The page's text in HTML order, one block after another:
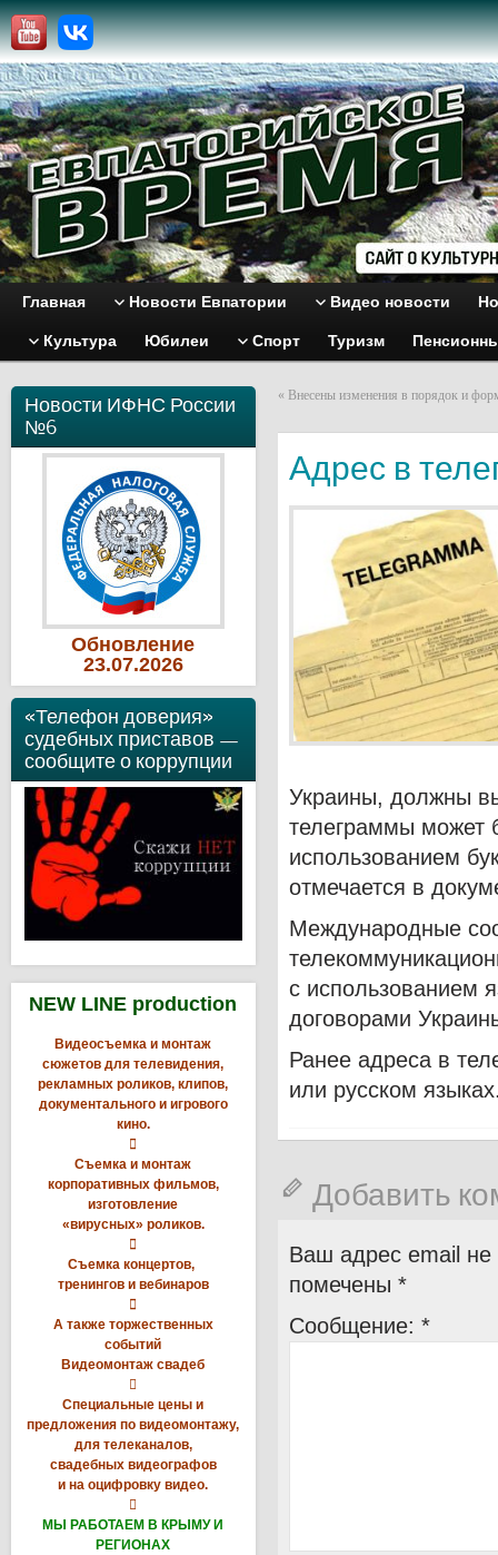
Главная Новости Евпатории Видео новости
Культура Юбилеи Спорт Туризм
Новости ИФНС России
№6
Обновление
23.07.2026
«Телефон доверия»
судебных приставов —
сообщите о коррупции
NEW LINE production
Видеосъемка и монтаж
сюжетов для телевидения,
рекламных роликов, клипов,
документального и игрового
кино.

Съемка и монтаж
корпоративных фильмов,
изготовление
«вирусных» роликов.

Съемка концертов,
тренингов и вебинаров

А также торжественных
событий
Видеомонтаж свадеб

Специальные цены и
предложения по видеомонтажу,
для телеканалов,
свадебных видеографов
и на оцифровку видео.

МЫ РАБОТАЕМ В КРЫМУ И
РЕГИОНАХ
« Внесены изменения в порядок и
Адрес в
Украины, должны
телеграммы может
использованием
отмечается в
Международные
с использованием
договорами
Ранее адреса в
или русском
Добавить
Ваш адрес email не
помечены *
Сообщение: *